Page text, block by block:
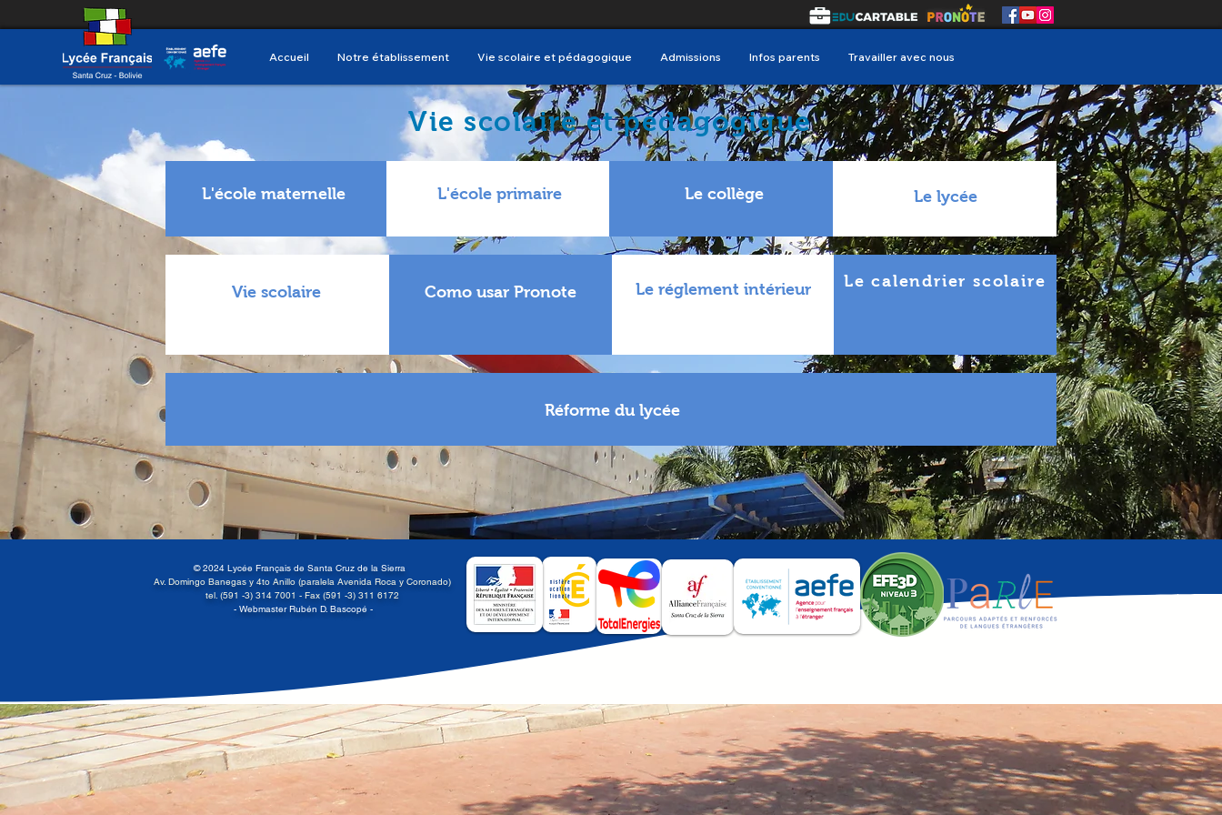
Accueil Notre établissement Vie scolaire et pédagogique Admissions Infos parents Travailler avec nous
Vie scolaire et pédagogique
L'école maternelle L'école primaire Le collège Le lycée
Vie scolaire Como usar Pronote Le réglement intérieur Le calendrier scolaire
Réforme du lycée
© 2024 Lycée Français de Santa Cruz de la Sierra
Av. Domingo Banegas y 4to Anillo (paralela Avenida Roca y Coronado)
tel. (591 -3) 314 7001 - Fax (591 -3) 311 6172
- Webmaster Rubén D. Bascopé -